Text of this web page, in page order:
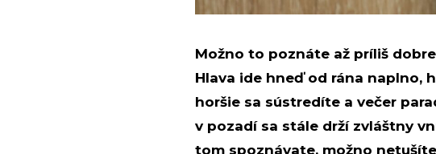
Možno to poznáte až príliš
Hlava ide hneď od rána naplno,
horšie sa sústredíte a večer
v pozadí sa stále drží zvláštny
tom spoznávate, možno